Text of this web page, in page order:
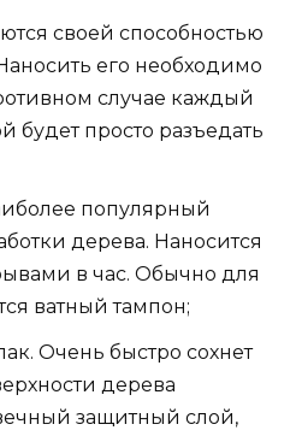
своей способностью
его необходимо
случае каждый
будет просто разъедать
популярный
дерева. Наносится
в час. Обычно для
ватный тампон;
Очень быстро сохнет
дерева
защитный слой,